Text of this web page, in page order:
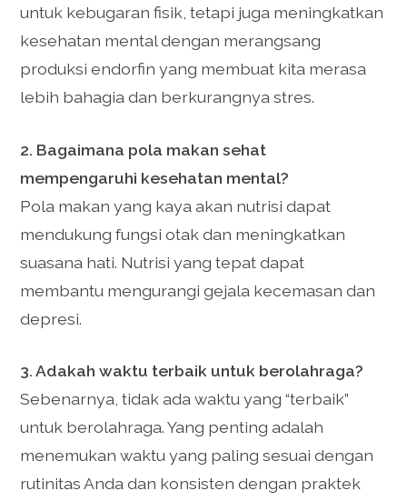
untuk kebugaran fisik, tetapi juga meningkatkan
kesehatan mental dengan merangsang
produksi endorfin yang membuat kita merasa
lebih bahagia dan berkurangnya stres.
2. Bagaimana pola makan sehat
mempengaruhi kesehatan mental?
Pola makan yang kaya akan nutrisi dapat
mendukung fungsi otak dan meningkatkan
suasana hati. Nutrisi yang tepat dapat
membantu mengurangi gejala kecemasan dan
depresi.
3. Adakah waktu terbaik untuk berolahraga?
Sebenarnya, tidak ada waktu yang “terbaik”
untuk berolahraga. Yang penting adalah
menemukan waktu yang paling sesuai dengan
rutinitas Anda dan konsisten dengan praktek